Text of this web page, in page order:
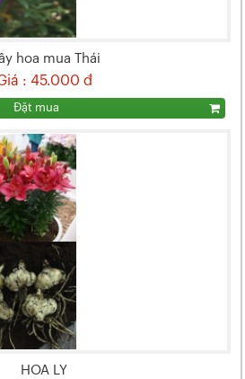
hoa mua Thái
: 45.000 đ
Đặt mua
HOA LY